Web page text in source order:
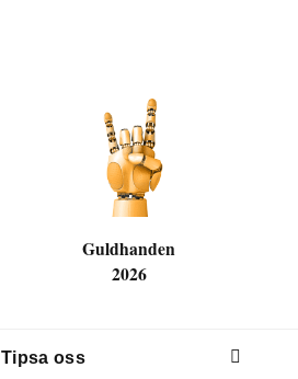
Guldhanden
2026
Tipsa oss